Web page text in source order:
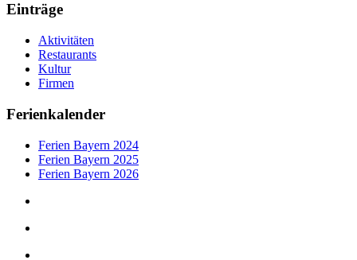
Einträge
Aktivitäten
Restaurants
Kultur
Firmen
Ferienkalender
Ferien Bayern 2024
Ferien Bayern 2025
Ferien Bayern 2026